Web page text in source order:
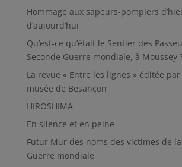
Hommage aux sapeurs-pompiers
d’aujourd’hui
Qu’est-ce qu’était le Sentier des
Seconde Guerre mondiale, à Moussey
La revue « Entre les lignes » éditée par
musée de Besançon
HIROSHIMA
En silence et en peine
Futur Mur des noms des victimes de
Guerre mondiale